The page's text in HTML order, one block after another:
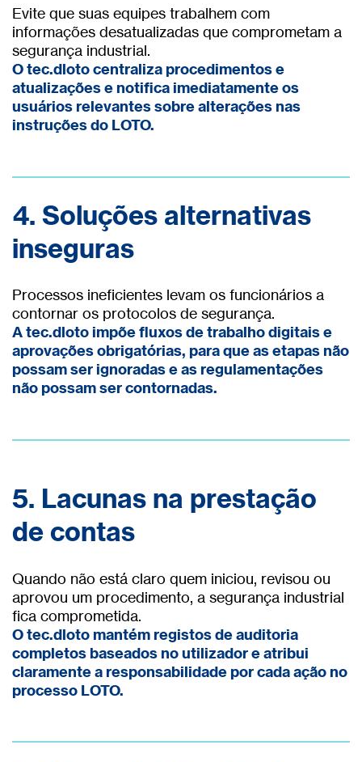
Evite que suas equipes trabalhem com
informações desatualizadas que comprometam a
segurança industrial.
O tec.dloto centraliza procedimentos e
atualizações e notifica imediatamente os
usuários relevantes sobre alterações nas
instruções do LOTO.
4. Soluções alternativas
inseguras
Processos ineficientes levam os funcionários a
contornar os protocolos de segurança.
A tec.dloto impõe fluxos de trabalho digitais e
aprovações obrigatórias, para que as etapas não
possam ser ignoradas e as regulamentações
não possam ser contornadas.
5. Lacunas na prestação
de contas
Quando não está claro quem iniciou, revisou ou
aprovou um procedimento, a segurança industrial
fica comprometida.
O tec.dloto mantém registos de auditoria
completos baseados no utilizador e atribui
claramente a responsabilidade por cada ação no
processo LOTO.